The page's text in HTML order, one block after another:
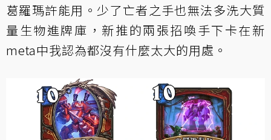
葛羅瑪許能用。少了亡者之手也無法多洗大質
量生物進牌庫，新推的兩張招喚手下卡在新
meta中我認為都沒有什麼太大的用處。